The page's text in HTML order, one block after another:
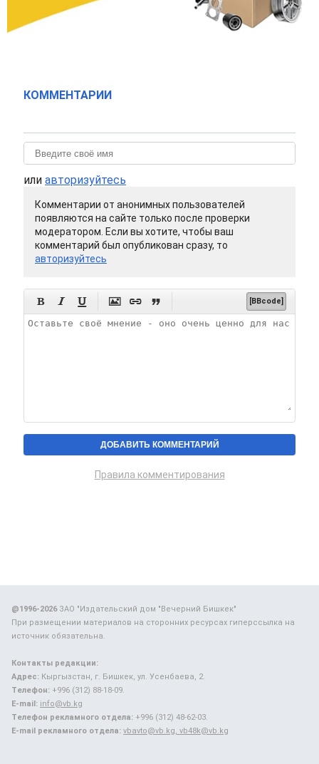
КОММЕНТАРИИ
или авторизуйтесь
Комментарии от анонимных пользователей
появляются на сайте только после проверки
модератором. Если вы хотите, чтобы ваш
комментарий был опубликован сразу, то
авторизуйтесь
      [BBcode]
Правила комментирования
@1996-2026ЗАО "Издательский дом "Вечерний Бишкек"
При размещении материалов на сторонних ресурсах гиперссылка на
источник обязательна.
Контакты редакции:
Адрес: Кыргызстан, г. Бишкек, ул. Усенбаева, 2.
Телефон: +996 (312) 88-18-09.
E-mail: info@vb.kg
Телефон рекламного отдела: +996 (312) 48-62-03.
E-mail рекламного отдела: vbavto@vb.kg, vb48k@vb.kg